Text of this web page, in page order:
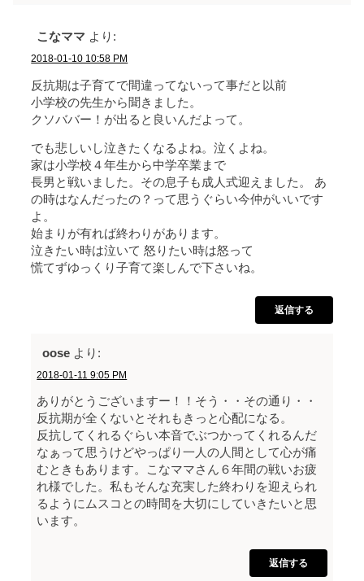
こなママ より:
2018-01-10 10:58 PM
反抗期は子育てで間違ってないって事だと以前
小学校の先生から聞きました。
クソババー！が出ると良いんだよって。
でも悲しいし泣きたくなるよね。泣くよね。
家は小学校４年生から中学卒業まで
長男と戦いました。その息子も成人式迎えました。 あ
の時はなんだったの？って思うぐらい今仲がいいです
よ。
始まりが有れば終わりがあります。
泣きたい時は泣いて 怒りたい時は怒って
慌てずゆっくり子育て楽しんで下さいね。
返信する
oose より:
2018-01-11 9:05 PM
ありがとうございますー！！そう・・その通り・・
反抗期が全くないとそれもきっと心配になる。
反抗してくれるぐらい本音でぶつかってくれるんだ
なぁって思うけどやっぱり一人の人間として心が痛
むときもあります。こなママさん６年間の戦いお疲
れ様でした。私もそんな充実した終わりを迎えられ
るようにムスコとの時間を大切にしていきたいと思
います。
返信する